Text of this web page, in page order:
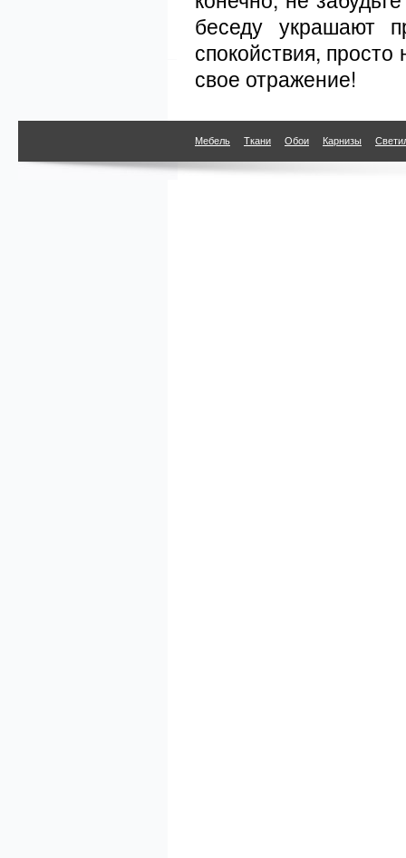
беседу украшают
спокойствия,
свое отражение!
Мебель Ткани Обои Карнизы